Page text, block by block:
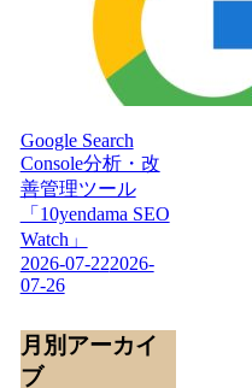
Google Search
Console分析・改
善管理ツール
「10yendama SEO
Watch」
2026-07-222026-
07-26
月別アーカイ
ブ